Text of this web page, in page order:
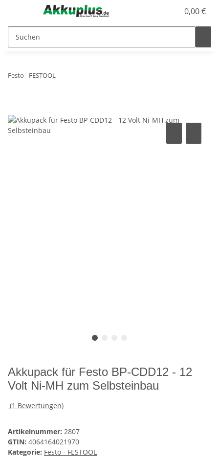
0,00 €
Festo - FESTOOL
Akkupack für Festo BP-CDD12 - 12
Volt Ni-MH zum Selbsteinbau
(1 Bewertungen)
Artikelnummer: 2807
GTIN: 4064164021970
Kategorie: Festo - FESTOOL